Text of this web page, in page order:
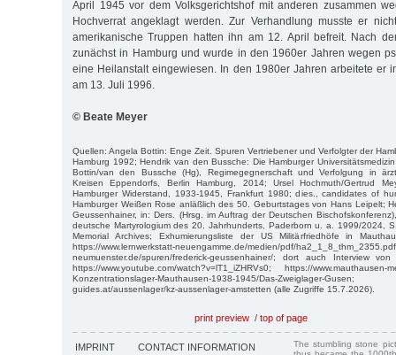
April 1945 vor dem Volksgerichtshof mit anderen zusammen
Hochverrat angeklagt werden. Zur Verhandlung musste er
amerikanische Truppen hatten ihn am 12. April befreit. Nach
zunächst in Hamburg und wurde in den 1960er Jahren wegen
eine Heilanstalt eingewiesen. In den 1980er Jahren arbeitete er
am 13. Juli 1996.
© Beate Meyer
Quellen: Angela Bottin: Enge Zeit. Spuren Vertriebener und Verfolgter der
Hamburg 1992; Hendrik van den Bussche: Die Hamburger
Bottin/van den Bussche (Hg), Regimegegnerschaft und Verfolgung in
Kreisen Eppendorfs, Berlin Hamburg, 2014; Ursel Hochmuth/Gertrud
Hamburger Widerstand, 1933-1945, Frankfurt 1980; dies., candidates of
Hamburger Weißen Rose anläßlich des 50. Geburtstages von Hans Leipelt;
Geussenhainer, in: Ders. (Hrsg. im Auftrag der Deutschen
deutsche Martyrologium des 20. Jahrhunderts, Paderborn u. a. 1999/2024,
Memorial Archives; Exhumierungsliste der US Militärfriedhöfe in
https://www.lernwerkstatt-neuengamme.de/medien/pdf/
neumuenster.de/spuren/frederick-geussenhainer/; dort auch Interview
https://www.youtube.com/watch?v=lT1_iZHRVs0; https://www.mauthausen-
Konzentrationslager-Mauthausen-1938-1945/Das-Zweiglager-Gusen;
guides.at/aussenlager/kz-aussenlager-amstetten (alle Zugriffe 15.7.2026).
print preview / top of page
IMPRINT CONTACT INFORMATION
The stumbling stone